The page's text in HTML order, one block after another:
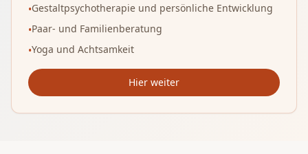
•Gestaltpsychotherapie und persönliche Entwicklung
•Paar- und Familienberatung
•Yoga und Achtsamkeit
Hier weiter